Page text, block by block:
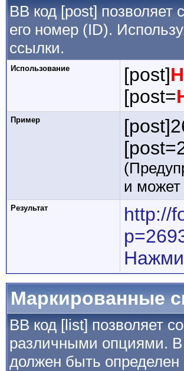
BB код [post] позволяет
его номер (ID).
ссылки.
Использование [post]
[post=
Пример
и
Результат
http://
Маркированные
BB код [list] позволяет
различными опциями. В
должен быть определен